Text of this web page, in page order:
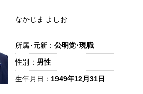
なかじま よしお
所属･元新： 公明党･現職
性別： 男性
生年月日： 1949年12月31日